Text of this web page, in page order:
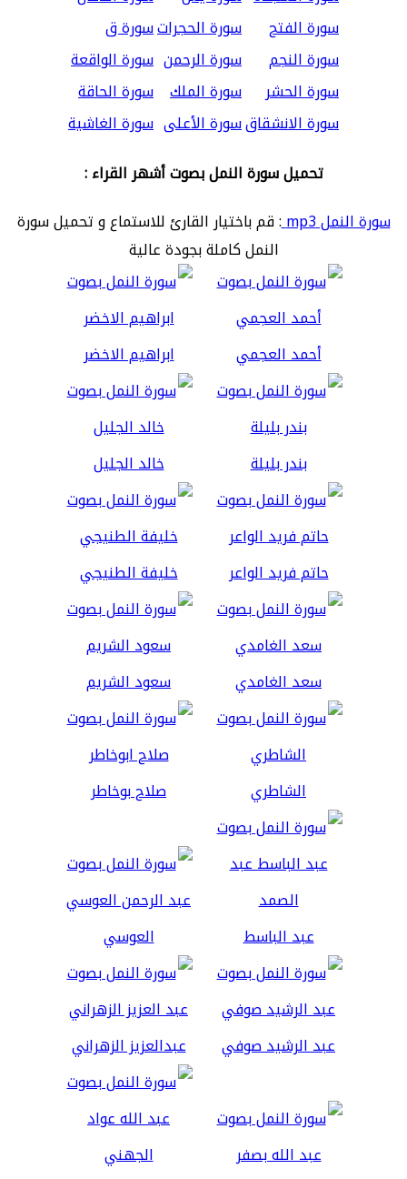
سورة الفتح
سورة الحجراتسورة ق
سورة النجم
سورة الرحمن سورة الواقعة
سورة الحشر
سورة الملك سورة الحاقة
سورة الانشقاقسورة الأعلى سورة الغاشية
تحميل سورة النمل بصوت أشهر القراء :
سورة النمل mp3
: قم باختيار القارئ للاستماع و تحميل سورة
النمل كاملة بجودة عالية
أحمد العجمي ابراهيم الاخضر
بندر بليلة خالد الجليل
حاتم فريد الواعر خليفة الطنيجي
سعد الغامدي سعود الشريم
الشاطري صلاح بوخاطر
عبد الباسط العوسي
عبد الرشيد صوفي عبدالعزيز الزهراني